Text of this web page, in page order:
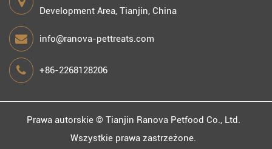
Development Area, Tianjin, China
info@ranova-pettreats.com
+86-2268128206
Prawa autorskie © Tianjin Ranova Petfood Co., Ltd.
Wszystkie prawa zastrzeżone.